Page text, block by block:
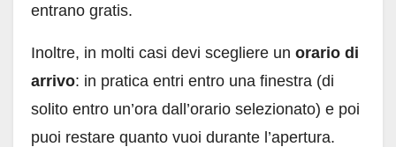
entrano gratis.
Inoltre, in molti casi devi scegliere un orario di
arrivo: in pratica entri entro una finestra (di
solito entro un’ora dall’orario selezionato) e poi
puoi restare quanto vuoi durante l’apertura.